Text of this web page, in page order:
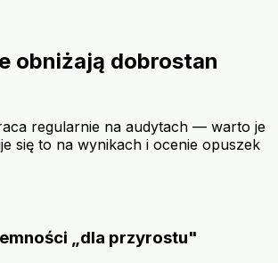
obniżają dobrostan
regularnie na audytach — warto je
się to na wynikach i ocenie opuszek
„dla przyrostu"